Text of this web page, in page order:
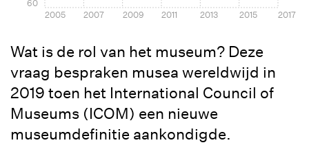
2005 2007 2009 2011 2013 2015 2017
60
Wat is de rol van het museum? Deze
vraag bespraken musea wereldwijd in
2019 toen het International Council of
Museums (ICOM) een nieuwe
museumdefinitie aankondigde.